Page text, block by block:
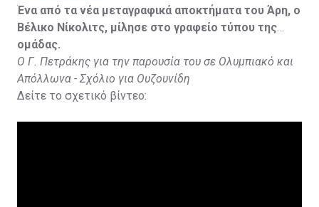
Ένα από τα νέα μεταγραφικά αποκτήματα του Άρη, ο
Βέλικο Νίκολιτς, μίλησε στο γραφείο τύπου της
ομάδας.
Ο Γ. Πετράκης για την παρουσία του σε Ολυμπιακό και
Απόλλωνα - Σχόλιο για Ουζουνίδη
Δείτε το σχετικό βίντεο: